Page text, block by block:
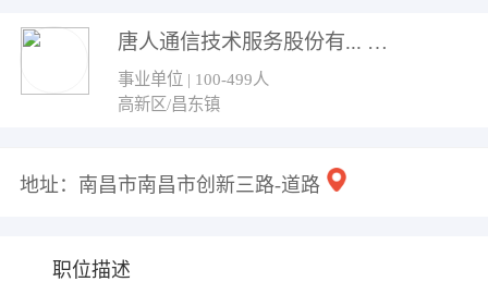
唐人通信技术服务股份有...
事业单位 | 100-499人
高新区/昌东镇
地址：南昌市南昌市创新三路-道路
职位描述